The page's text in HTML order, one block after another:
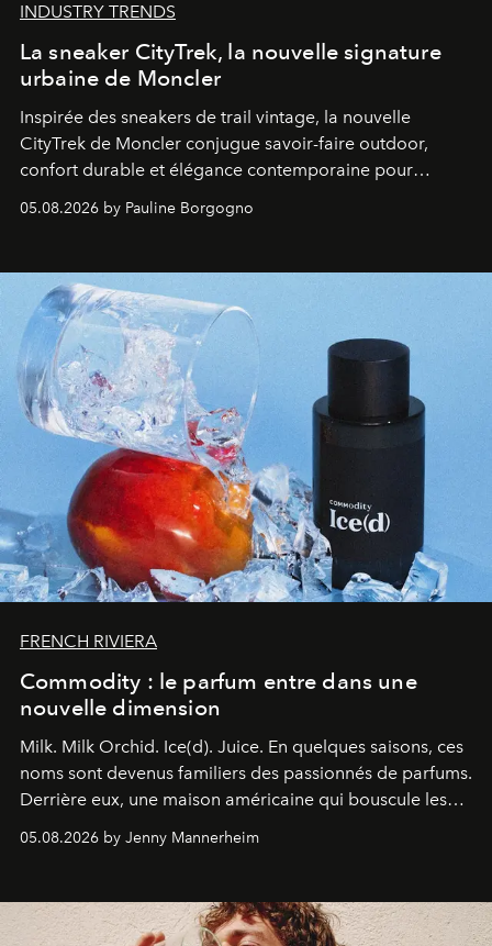
INDUSTRY TRENDS
La sneaker CityTrek, la nouvelle signature
urbaine de Moncler
Inspirée des sneakers de trail vintage, la nouvelle
CityTrek de Moncler conjugue savoir-faire outdoor,
confort durable et élégance contemporaine pour
accompagner les explorations du quotidien.
05.08.2026 by Pauline Borgogno
FRENCH RIVIERA
Commodity : le parfum entre dans une
nouvelle dimension
Milk. Milk Orchid. Ice(d). Juice. En quelques saisons, ces
noms sont devenus familiers des passionnés de parfums.
Derrière eux, une maison américaine qui bouscule les
codes de la parfumerie contemporaine en proposant
une approche aussi intuitive que personnelle :
05.08.2026 by Jenny Mannerheim